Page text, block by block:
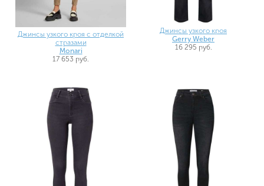
Джинсы узкого кроя с отделкой
стразами
Monari
17 653 руб.
Джинсы узкого кроя
Gerry Weber
16 295 руб.